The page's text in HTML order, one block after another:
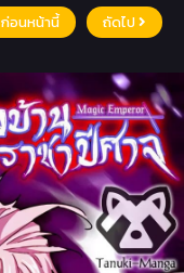
ก่อนหน้านี้ ถัดไป